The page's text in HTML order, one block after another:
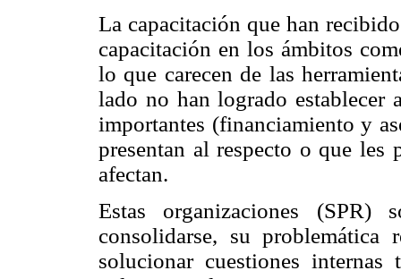
La capacitación que han
capacitación en los ámbitos
lo que carecen de las
lado no han logrado establecer
importantes (financiamiento y
presentan al respecto o que
afectan.
Estas organizaciones
consolidarse, su problemática
solucionar cuestiones